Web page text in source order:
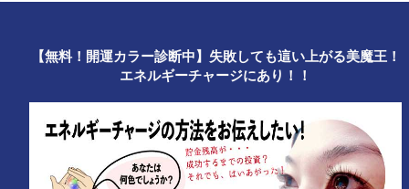
【無料！開運カラー診断中】失敗しても這い上がる美魔王！
エネルギーチャージにあり！！